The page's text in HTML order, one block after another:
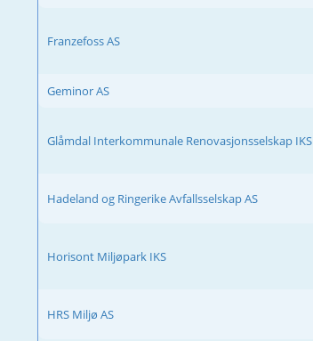
Franzefoss AS
Geminor AS
Glåmdal Interkommunale Renovasjonsselskap IKS
Hadeland og Ringerike Avfallsselskap AS
Horisont Miljøpark IKS
HRS Miljø AS